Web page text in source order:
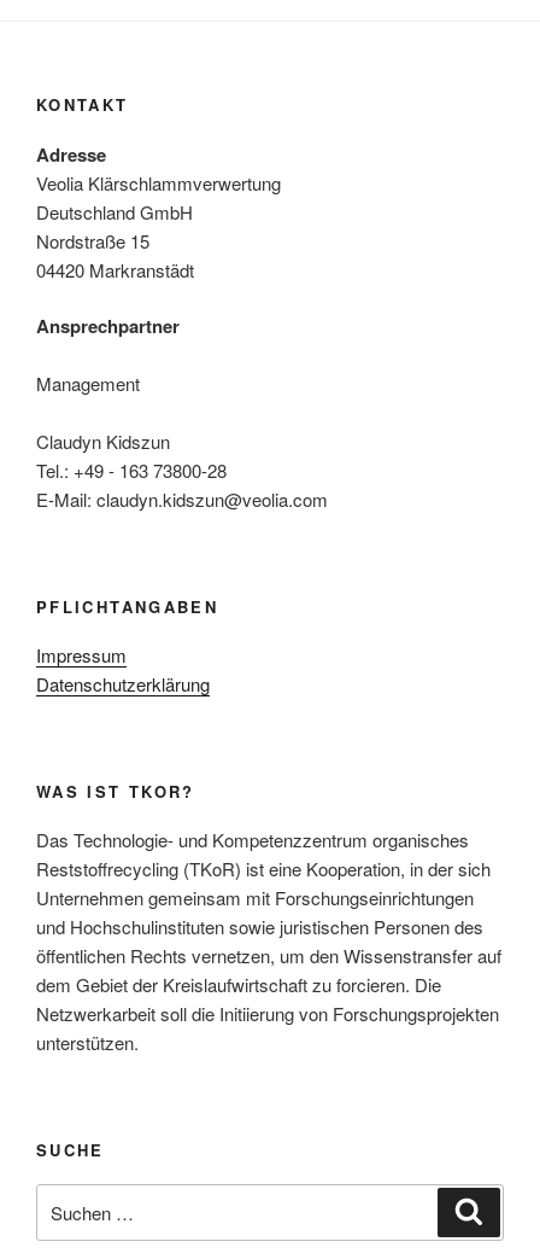
KONTAKT
Adresse
Veolia Klärschlammverwertung
Deutschland GmbH
Nordstraße 15
04420 Markranstädt
Ansprechpartner
Management
Claudyn Kidszun
Tel.: +49 - 163 73800-28
E-Mail: claudyn.kidszun@veolia.com
PFLICHTANGABEN
Impressum
Datenschutzerklärung
WAS IST TKOR?
Das Technologie- und Kompetenzzentrum organisches
Reststoffrecycling (TKoR) ist eine Kooperation, in der sich
Unternehmen gemeinsam mit Forschungseinrichtungen
und Hochschulinstituten sowie juristischen Personen des
öffentlichen Rechts vernetzen, um den Wissenstransfer auf
dem Gebiet der Kreislaufwirtschaft zu forcieren. Die
Netzwerkarbeit soll die Initiierung von Forschungsprojekten
unterstützen.
SUCHE
nach: